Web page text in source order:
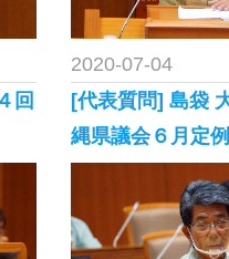
回
2020-07-04
[代表質問] 島袋
縄県議会６月定